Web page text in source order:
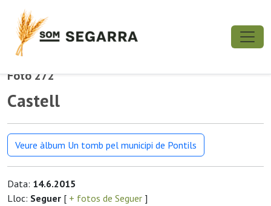
Foto 272
Castell
Veure àlbum Un tomb pel municipi de Pontils
Data: 14.6.2015
Lloc: Seguer [ + fotos de Seguer ]